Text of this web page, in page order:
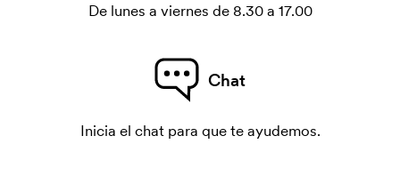
De lunes a viernes de 8.30 a 17.00
Chat
Inicia el chat para que te ayudemos.